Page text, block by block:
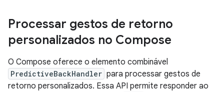
Processar gestos de retorno
personalizados no Compose
O Compose oferece o elemento combinável
PredictiveBackHandler para processar gestos de
retorno personalizados. Essa API permite responder ao